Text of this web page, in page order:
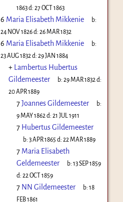
1863d: 27 OCT 1863
6 Maria Elisabeth Mikkenie
b:
24 NOV 1826d: 26 MAR 1832
6 Maria Elisabeth Mikkenie
b:
23 AUG 1832 d: 29 JAN 1884
+ Lambertus Hubertus
Gildemeester
b:29 MAR 1832 d:
20 APR 1889
7Joannes Gildemeester
b:
9 MAY 1862 d: 21 JUL 1911
7 Hubertus Gildemeester
b:3 APR 1865 d:22 MAR 1889
7 Maria Elisabeth
Geldemeester
b:13 SEP 1859
d: 22 OCT 1859
7 NN Gildemeester b:18
FEB 1861